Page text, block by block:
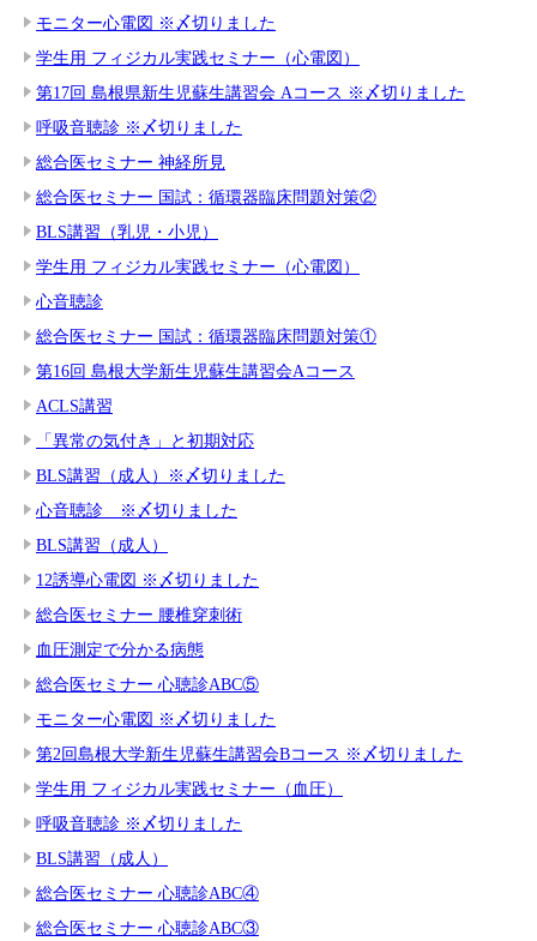
モニター心電図 ※〆切りました
学生用 フィジカル実践セミナー（心電図）
第17回 島根県新生児蘇生講習会 Aコース ※〆切りました
呼吸音聴診 ※〆切りました
総合医セミナー 神経所見
総合医セミナー 国試：循環器臨床問題対策②
BLS講習（乳児・小児）
学生用 フィジカル実践セミナー（心電図）
心音聴診
総合医セミナー 国試：循環器臨床問題対策①
第16回 島根大学新生児蘇生講習会Aコース
ACLS講習
「異常の気付き」と初期対応
BLS講習（成人）※〆切りました
心音聴診 ※〆切りました
BLS講習（成人）
12誘導心電図 ※〆切りました
総合医セミナー 腰椎穿刺術
血圧測定で分かる病態
総合医セミナー 心聴診ABC⑤
モニター心電図 ※〆切りました
第2回島根大学新生児蘇生講習会Bコース ※〆切りました
学生用 フィジカル実践セミナー（血圧）
呼吸音聴診 ※〆切りました
BLS講習（成人）
総合医セミナー 心聴診ABC④
総合医セミナー 心聴診ABC③